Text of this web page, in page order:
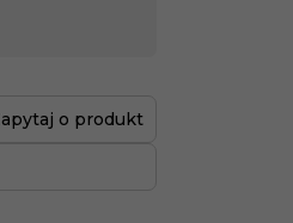
o produkt